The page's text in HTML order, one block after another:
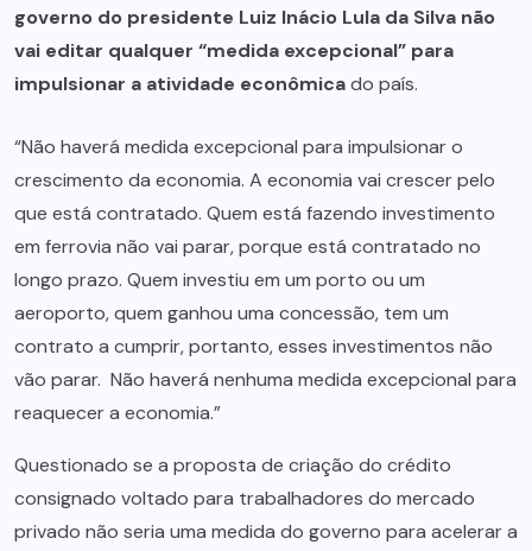
governo do presidente Luiz Inácio Lula da Silva não
vai editar qualquer “medida excepcional” para
impulsionar a atividade econômicado país.
“Não haverá medida excepcional para impulsionar o
crescimento da economia. A economia vai crescer pelo
que está contratado. Quem está fazendo investimento
em ferrovia não vai parar, porque está contratado no
longo prazo. Quem investiu em um porto ou um
aeroporto, quem ganhou uma concessão, tem um
contrato a cumprir, portanto, esses investimentos não
vão parar. Não haverá nenhuma medida excepcional para
reaquecer a economia.”
Questionado se a proposta de criação do crédito
consignado voltado para trabalhadores do mercado
privado não seria uma medida do governo para acelerar a